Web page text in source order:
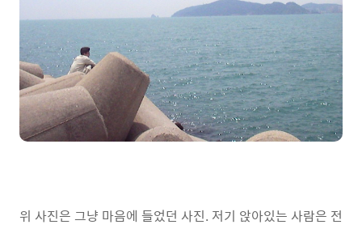
위 사진은 그냥 마음에 들었던 사진. 저기 앉아있는 사람은 전